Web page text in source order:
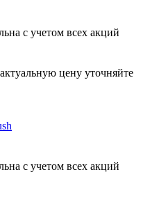
с учетом всех акций
цену уточняйте
с учетом всех акций